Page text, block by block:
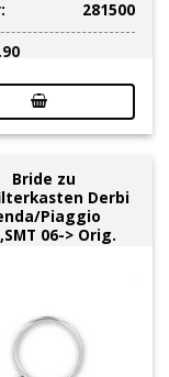
281500
Bride zu
Derbi
Piaggio
06-> Orig.